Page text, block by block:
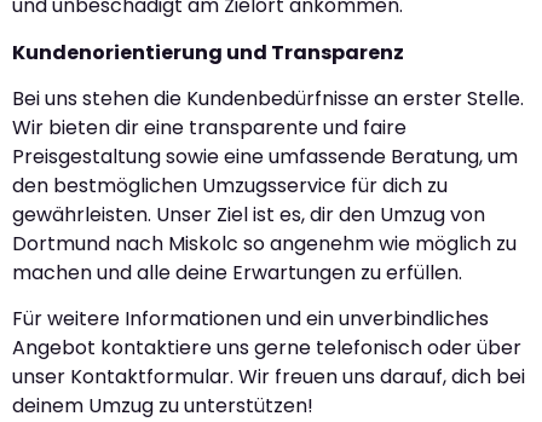
und unbeschädigt am Zielort ankommen.
Kundenorientierung und Transparenz
Bei uns stehen die Kundenbedürfnisse an erster Stelle.
Wir bieten dir eine transparente und faire
Preisgestaltung sowie eine umfassende Beratung, um
den bestmöglichen Umzugsservice für dich zu
gewährleisten. Unser Ziel ist es, dir den Umzug von
Dortmund nach Miskolc so angenehm wie möglich zu
machen und alle deine Erwartungen zu erfüllen.
Für weitere Informationen und ein unverbindliches
Angebot kontaktiere uns gerne telefonisch oder über
unser Kontaktformular. Wir freuen uns darauf, dich bei
deinem Umzug zu unterstützen!